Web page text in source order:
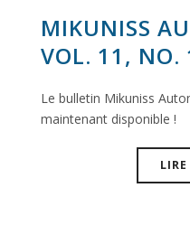
MIKUNISS
VOL. 11, NO.
Le bulletin Mikuniss
maintenant disponible !